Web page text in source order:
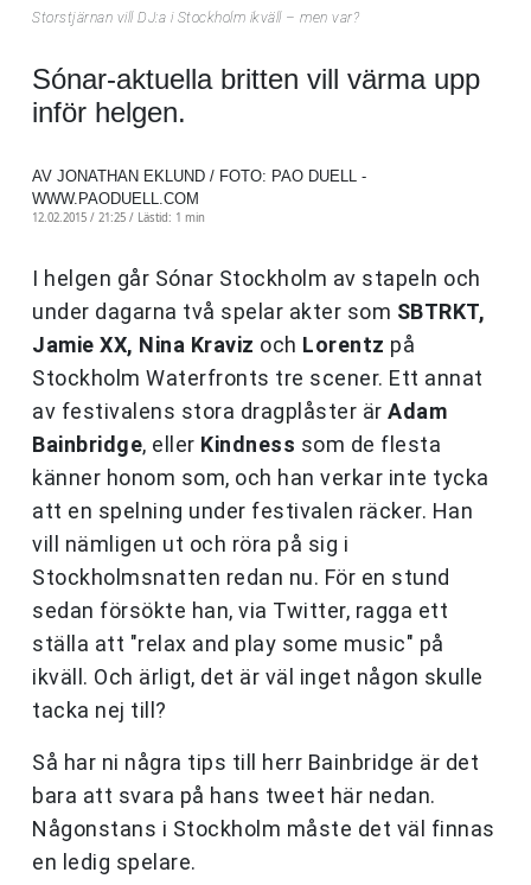
Storstjärnan vill DJ:a i Stockholm ikväll – men var?
Sónar-aktuella britten vill värma upp
inför helgen.
AV JONATHAN EKLUND / FOTO: PAO DUELL -
WWW.PAODUELL.COM
12.02.2015 / 21:25 / Lästid: 1 min
I helgen går Sónar Stockholm av stapeln och
under dagarna två spelar akter som SBTRKT,
Jamie XX, Nina Kraviz och Lorentz på
Stockholm Waterfronts tre scener. Ett annat
av festivalens stora dragplåster är Adam
Bainbridge, eller Kindness som de flesta
känner honom som, och han verkar inte tycka
att en spelning under festivalen räcker. Han
vill nämligen ut och röra på sig i
Stockholmsnatten redan nu. För en stund
sedan försökte han, via Twitter, ragga ett
ställa att "relax and play some music" på
ikväll. Och ärligt, det är väl inget någon skulle
tacka nej till?
Så har ni några tips till herr Bainbridge är det
bara att svara på hans tweet här nedan.
Någonstans i Stockholm måste det väl finnas
en ledig spelare.